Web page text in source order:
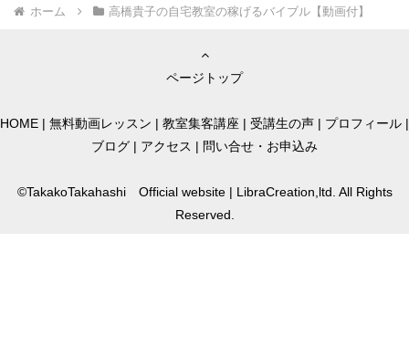
ホーム 高橋貴子の自宅教室の稼げるバイブル【動画付】
ページトップ
HOME | 無料動画レッスン | 教室集客講座 | 受講生の声 | プロフィール |
ブログ | アクセス | 問い合せ・お申込み
©TakakoTakahashi Official website | LibraCreation,ltd. All Rights
Reserved.